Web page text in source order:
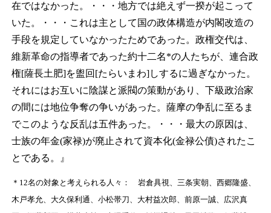
在ではなかった。・・・地方では絶えず一揆が起こって
いた。・・・これは主として国の政体構造が内閣改造の
手段を規定していなかったためであった。政権交代は、
維新革命の指導者であった約十二名*の人たちが、連合政
権[薩長土肥]を盥回[たらいまわ]しするに過ぎなかった。
それにはお互いに陰謀と派閥の策動があり、下級政治家
の間には地位争奪の争いがあった。薩摩の争乱に至るま
でこのような反乱は五件あった。・・・最大の原因は、
士族の年金(家禄)が廃止されて資本化(金禄公債)されたこ
とである。』
＊ 12名の対象と考えられる人々： 岩倉具視、三条実朝、西郷隆盛、
木戸孝允、大久保利通、小松帯刀、大村益次郎、前原一誠、広沢真